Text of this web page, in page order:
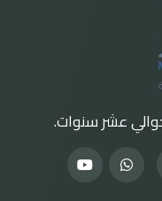
عشر سنوات.